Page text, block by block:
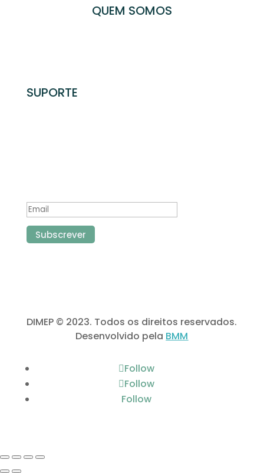
QUEM SOMOS
SUPORTE
Subscrever
DIMEP © 2023. Todos os direitos reservados.
Desenvolvido pela BMM
Follow
Follow
Follow